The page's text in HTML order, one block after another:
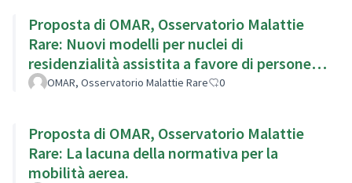
Proposta di OMAR, Osservatorio Malattie
Rare: Nuovi modelli per nuclei di
residenzialità assistita a favore di persone
disabili.
OMAR, Osservatorio Malattie Rare 0
Proposta di OMAR, Osservatorio Malattie
Rare: La lacuna della normativa per la
mobilità aerea.